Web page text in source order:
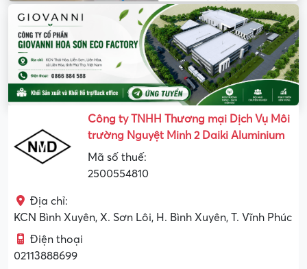
Công ty TNHH Thương mại Dịch Vụ Môi
trường Nguyệt Minh 2 Daiki Aluminium
Mã số thuế:
2500554810
Địa chỉ:
KCN Bình Xuyên, X. Sơn Lôi, H. Bình Xuyên, T. Vĩnh Phúc
Điện thoại
02113888699